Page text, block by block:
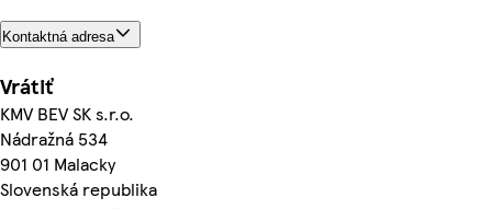
Kontaktná adresa
Vrátiť
KMV BEV SK s.r.o.
Nádražná 534
901 01 Malacky
Slovenská republika